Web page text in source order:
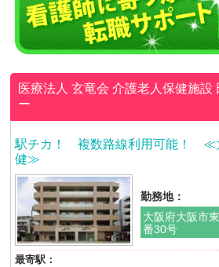
医療法人 玄竜会介護老人保健施設
ー
駅チカ！ 複数路線利用可能！ ≪
健≫
勤務地：
大阪府大阪市
番30号
最寄駅：